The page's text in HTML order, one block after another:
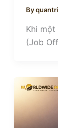
Byquantri
Khi
(Job